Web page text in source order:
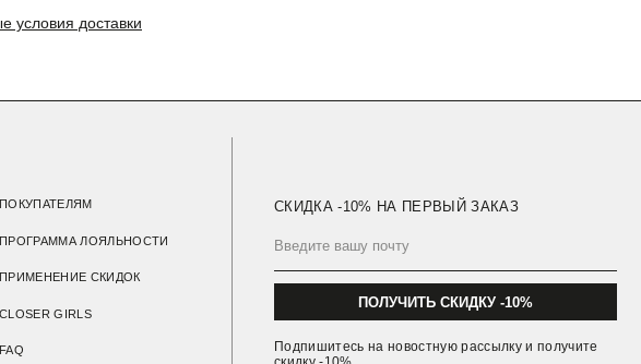
условия доставки
Политика Конфиденциальности Публичная Оферта